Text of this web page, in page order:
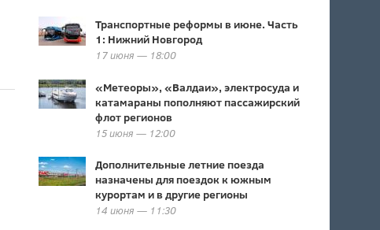
Транспортные реформы в июне. Часть
1: Нижний Новгород
17 июня — 18:00
«Метеоры», «Валдаи», электросуда и
катамараны пополняют пассажирский
флот регионов
15 июня — 12:00
Дополнительные летние поезда
назначены для поездок к южным
курортам и в другие регионы
14 июня — 11:30